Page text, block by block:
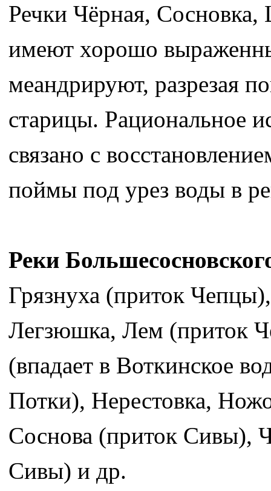
Речки Чёрная,
имеют хорошо
меандрируют, разрезая
старицы. Рациональное
связано с
поймы под урез воды в
Реки
Грязнуха (приток
Легзюшка, Лем (приток
(впадает в Воткинское
Потки), Нерестовка,
Соснова (приток Сивы),
Сивы) и др.